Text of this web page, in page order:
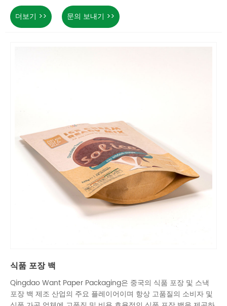
더보기 >>
문의 보내기 >>
식품 포장 백
Qingdao Want Paper Packaging은 중국의 식품 포장 및 스낵
포장 백 제조 산업의 주요 플레이어이며 항상 고품질의 소비자 및